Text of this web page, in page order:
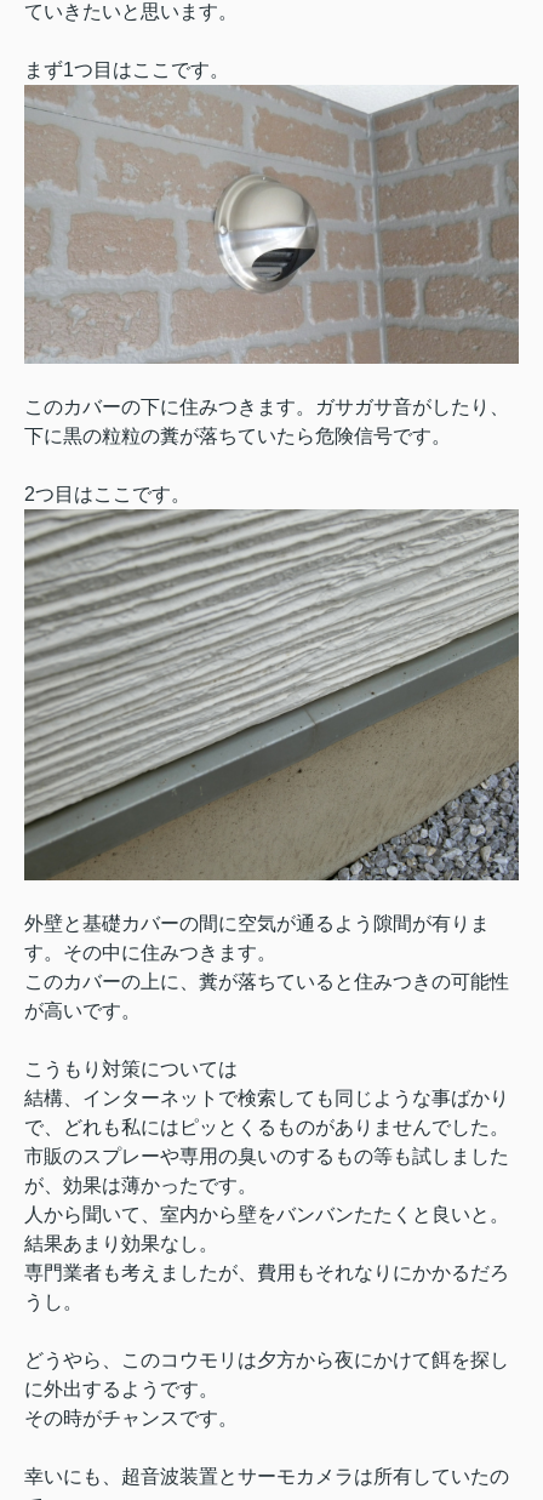
ていきたいと思います。
まず1つ目はここです。
このカバーの下に住みつきます。ガサガサ音がしたり、
下に黒の粒粒の糞が落ちていたら危険信号です。
2つ目はここです。
外壁と基礎カバーの間に空気が通るよう隙間が有りま
す。その中に住みつきます。
このカバーの上に、糞が落ちていると住みつきの可能性
が高いです。
こうもり対策については
結構、インターネットで検索しても同じような事ばかり
で、どれも私にはピッとくるものがありませんでした。
市販のスプレーや専用の臭いのするもの等も試しました
が、効果は薄かったです。
人から聞いて、室内から壁をバンバンたたくと良いと。
結果あまり効果なし。
専門業者も考えましたが、費用もそれなりにかかるだろ
うし。
どうやら、このコウモリは夕方から夜にかけて餌を探し
に外出するようです。
その時がチャンスです。
幸いにも、超音波装置とサーモカメラは所有していたの